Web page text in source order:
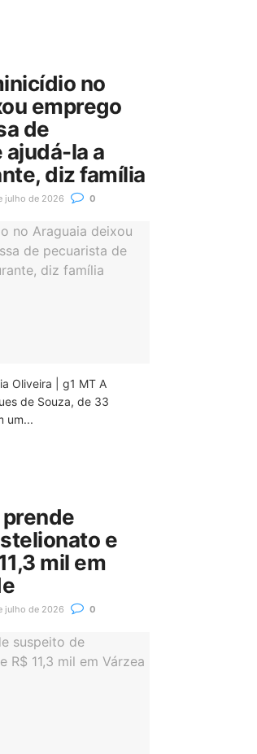
no
emprego
de
la a
diz família
julho de 2026 0
Oliveira | g1 MT A
de Souza, de 33
um...
e
mil em
julho de 2026 0